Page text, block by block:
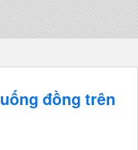
đồng trên